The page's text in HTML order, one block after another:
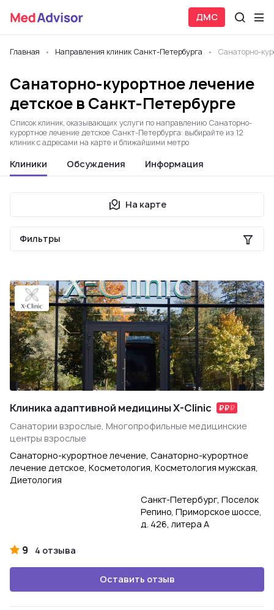
ДМС
Главная Направления клиник Санкт-Петербурга Санаторно-
Санаторно-курортное лечение
детское в Санкт-Петербурге
Список клиник, оказывающих услуги по направлению Санаторно-
курортное лечение детское Санкт-Петербурга: выбирайте из 12
клиник с адресами на карте и ближайшими метро
Клиники Обсуждения Информация
На карте
Фильтры
Клиника адаптивной медицины X-Clinic
Санатории взрослые, Многопрофильные медицинские
центры взрослые
Санаторно-курортное лечение, Санаторно-курортное
лечение детское, Косметология, Косметология мужская,
Диетология
Санкт-Петербург, Поселок
Репино, Приморское шоссе,
д. 426, литера А
9 4 отзыва
Оставить отзыв